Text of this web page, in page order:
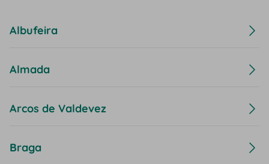
Albufeira
Almada
Arcos de Valdevez
Braga